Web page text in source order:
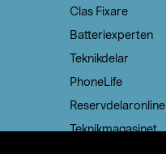
Clas Fixare
Batteriexperten
Teknikdelar
PhoneLife
Reservdelaronline
Teknikmagasinet